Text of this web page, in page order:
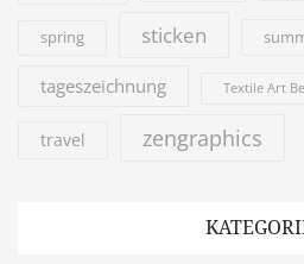
spring sticken
tageszeichnung Textile Art
travel zengraphics